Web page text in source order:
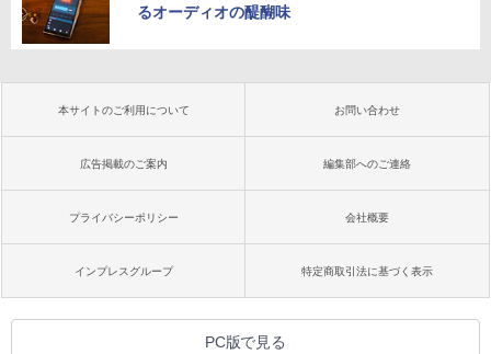
るオーディオの醍醐味
本サイトのご利用について お問い合わせ
広告掲載のご案内 編集部へのご連絡
プライバシーポリシー 会社概要
インプレスグループ 特定商取引法に基づく表示
PC版で見る